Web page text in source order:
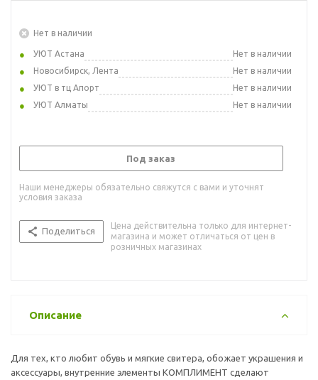
Нет в наличии
УЮТ Астана
Нет в наличии
Новосибирск, Лента
Нет в наличии
УЮТ в тц Апорт
Нет в наличии
УЮТ Алматы
Нет в наличии
Под заказ
Наши менеджеры обязательно свяжутся с вами и уточнят
условия заказа
Поделиться
Цена действительна только для интернет-
магазина и может отличаться от цен в
розничных магазинах
Описание
Для тех, кто любит обувь и мягкие свитера, обожает украшения и
аксессуары, внутренние элементы КОМПЛИМЕНТ сделают